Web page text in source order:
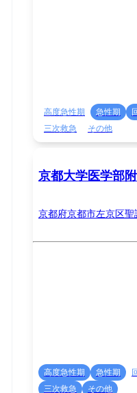
高度急性期 急性期
三次救急
その他
京都大学医学部
京都府京都市左京区
高度急性期 急性期
三次救急
その他